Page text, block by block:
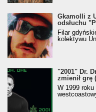
Gkamolli z
odsłuchu
Filar
kolektywu
"2001" Dr.
zmienił grę
W 1999 roku